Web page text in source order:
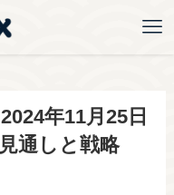
年11月25日
通しと戦略